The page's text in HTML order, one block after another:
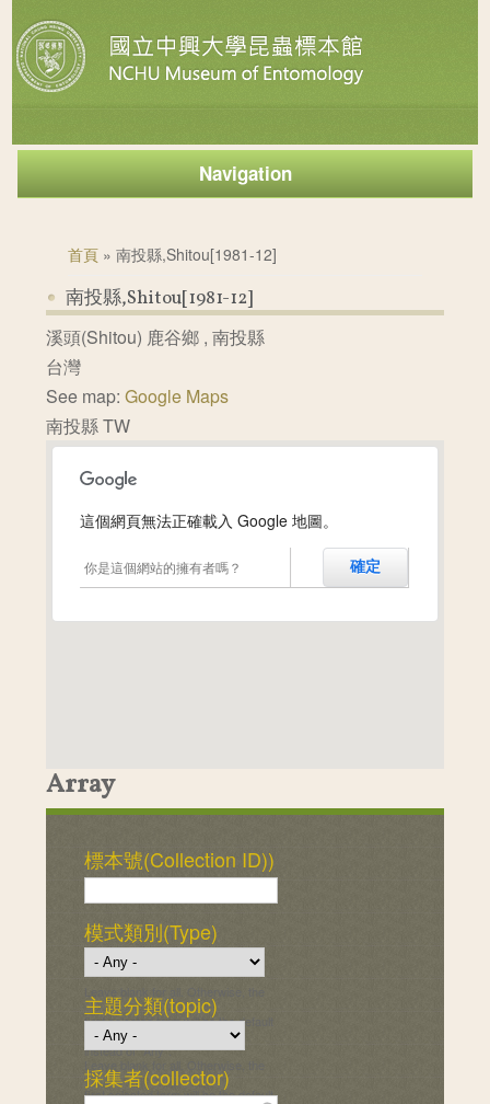
Navigation
首頁 » 南投縣,Shitou[1981-12]
南投縣,Shitou[1981-12]
溪頭(Shitou) 鹿谷鄉 ,南投縣
台灣
See map:Google Maps
南投縣 TW
這個網頁無法正確載入 Google 地圖。
你是這個網站的擁有者嗎？ 確定
Array
標本號(Collection ID))
模式類別(Type)
first selected term will be the default
instead of "Any".
主題分類(topic)
first selected term will be the default
採集者(collector)